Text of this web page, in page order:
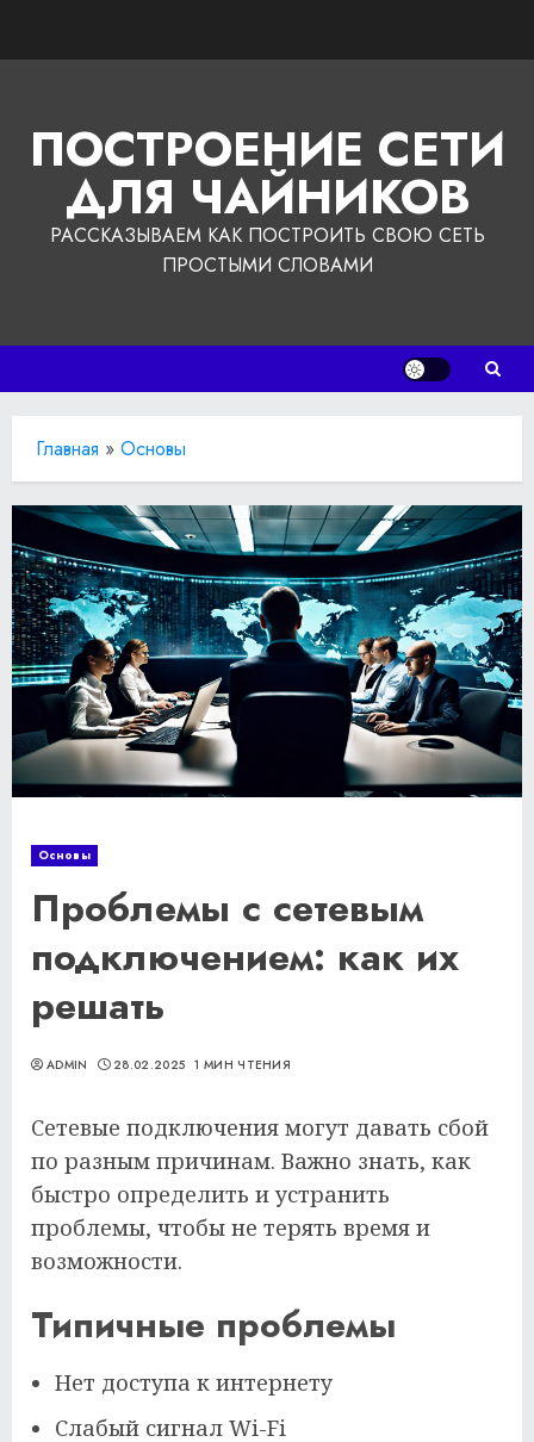
ПОСТРОЕНИЕ СЕТИ
ДЛЯ ЧАЙНИКОВ
РАССКАЗЫВАЕМ КАК ПОСТРОИТЬ СВОЮ СЕТЬ
ПРОСТЫМИ СЛОВАМИ
Главная » Основы
Основы
Проблемы с сетевым
подключением: как их
решать
ADMIN 28.02.2025 1 МИН ЧТЕНИЯ
Сетевые подключения могут давать сбой
по разным причинам. Важно знать, как
быстро определить и устранить
проблемы, чтобы не терять время и
возможности.
Типичные проблемы
Нет доступа к интернету
Слабый сигнал Wi-Fi